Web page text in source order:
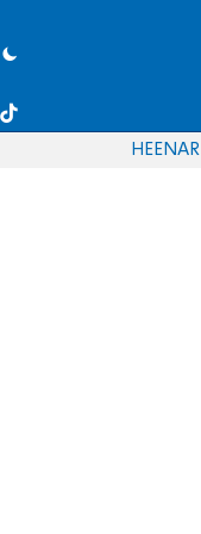
HEENAR